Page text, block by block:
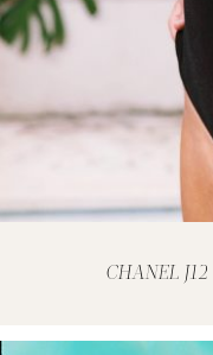
CHANEL